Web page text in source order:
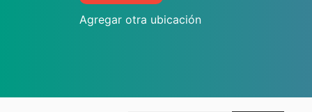
Agregar otra ubicación